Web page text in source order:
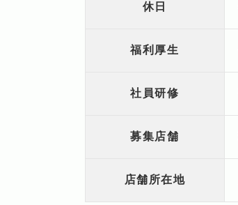
休日
福利厚生
社員研修
募集店舗
店舗所在地